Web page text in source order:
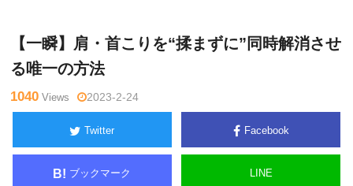
【一瞬】肩・首こりを“揉まずに”同時解消させ
る唯一の方法
1040 Views 2023-2-24
Twitter Facebook
B! ブックマーク LINE